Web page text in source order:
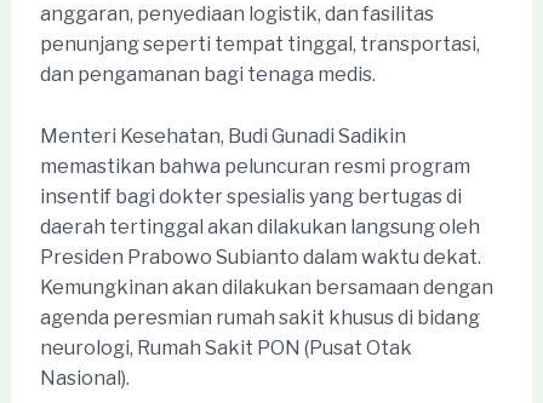
anggaran, penyediaan logistik, dan fasilitas
penunjang seperti tempat tinggal, transportasi,
dan pengamanan bagi tenaga medis.
Menteri Kesehatan, Budi Gunadi Sadikin
memastikan bahwa peluncuran resmi program
insentif bagi dokter spesialis yang bertugas di
daerah tertinggal akan dilakukan langsung oleh
Presiden Prabowo Subianto dalam waktu dekat.
Kemungkinan akan dilakukan bersamaan dengan
agenda peresmian rumah sakit khusus di bidang
neurologi, Rumah Sakit PON (Pusat Otak
Nasional).